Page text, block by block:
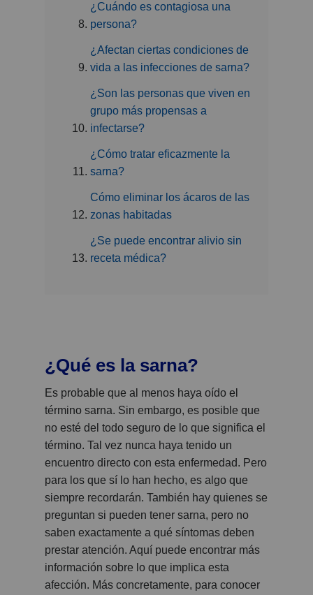
¿Cuándo es contagiosa una
persona?
¿Afectan ciertas condiciones de
vida a las infecciones de sarna?
¿Son las personas que viven en
grupo más propensas a
infectarse?
¿Cómo tratar eficazmente la
sarna?
Cómo eliminar los ácaros de las
zonas habitadas
¿Se puede encontrar alivio sin
receta médica?
¿Qué es la sarna?
Es probable que al menos haya oído el
término sarna. Sin embargo, es posible que
no esté del todo seguro de lo que significa el
término. Tal vez nunca haya tenido un
encuentro directo con esta enfermedad. Pero
para los que sí lo han hecho, es algo que
siempre recordarán. También hay quienes se
preguntan si pueden tener sarna, pero no
saben exactamente a qué síntomas deben
prestar atención. Aquí puede encontrar más
información sobre lo que implica esta
afección. Más concretamente, para conocer